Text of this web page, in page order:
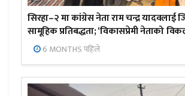
सिरहा–२ मा कांग्रेस नेता राम चन्द्र यादवलाई
सामूहिक प्रतिबद्धता; ‘विकासप्रेमी नेताको
6 MONTHS पहिले